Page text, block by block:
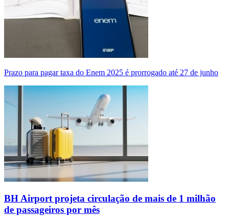
Prazo para pagar taxa do Enem 2025 é prorrogado até 27 de junho
BH Airport projeta circulação de mais de 1 milhão
de passageiros por mês